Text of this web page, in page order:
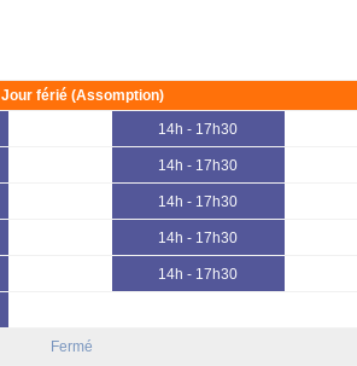
Jour férié (Assomption)
14h - 17h30
14h - 17h30
14h - 17h30
14h - 17h30
14h - 17h30
Fermé